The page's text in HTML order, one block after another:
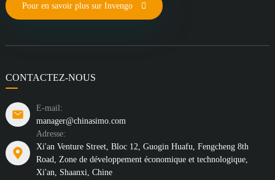
Pour en savoir plus sur Invengo
CONTACTEZ-NOUS
E-mail:
manager@chinasimo.com
Adresse:
Xi'an Venture Street, Bloc 12, Guogin Huafu, Fengcheng 8th
Road, Zone de développement économique et technologique,
Xi'an, Shaanxi, Chine